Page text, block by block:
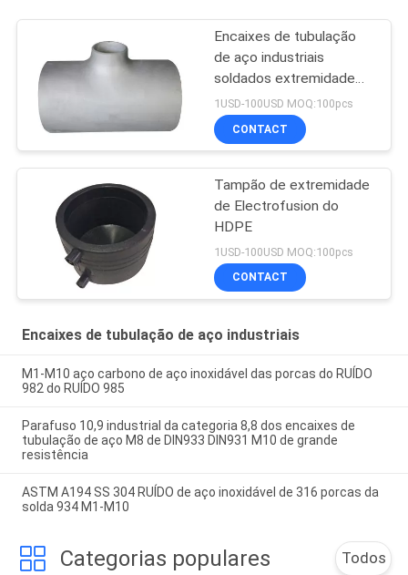
Encaixes de tubulação
de aço industriais
soldados extremidade
do GB
1USD-100USD MOQ:100pcs
CONTACT
Tampão de extremidade
de Electrofusion do
HDPE
1USD-100USD MOQ:100pcs
CONTACT
Encaixes de tubulação de aço industriais
M1-M10 aço carbono de aço inoxidável das porcas do RUÍDO
982 do RUÍDO 985
Parafuso 10,9 industrial da categoria 8,8 dos encaixes de
tubulação de aço M8 de DIN933 DIN931 M10 de grande
resistência
ASTM A194 SS 304 RUÍDO de aço inoxidável de 316 porcas da
solda 934 M1-M10
Categorias populares Todos